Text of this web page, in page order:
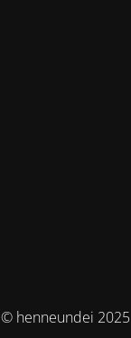
© henneundei 2025